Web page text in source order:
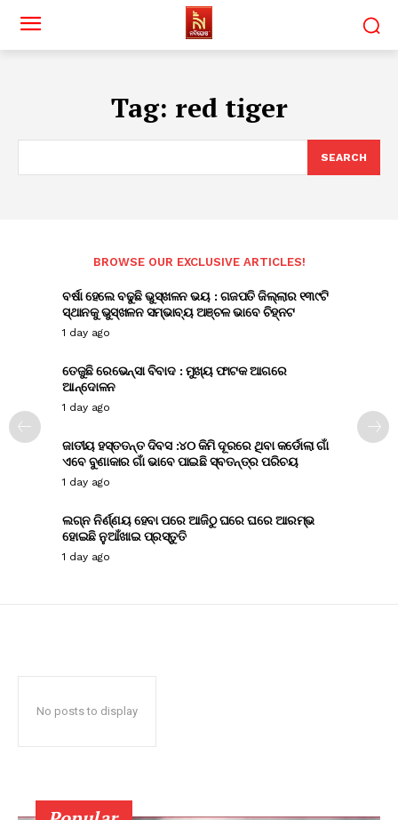
Tag: red tiger
SEARCH
BROWSE OUR EXCLUSIVE ARTICLES!
ବର୍ଷା ହେଲେ ବଢୁଛି ଭୁସ୍ଖଳନ ଭୟ : ଗଜପତି ଜିଲ୍ଲାର ୧୩୯ଟି
ସ୍ଥାନକୁ ଭୁସ୍ଖଳନ ସମ୍ଭାବ୍ୟ ଅଞ୍ଚଳ ଭାବେ ଚିହ୍ନଟ
1 day ago
ତେଜୁଛି ରେଭେନ୍ସା ବିବାଦ : ମୁଖ୍ୟ ଫାଟକ ଆଗରେ
ଆନ୍ଦୋଳନ
1 day ago
ଜାତୀୟ ହସ୍ତତନ୍ତ ଦିବସ :୪୦ କିମି ଦୂରରେ ଥିବା କର୍ଡୋଲା ଗାଁ
ଏବେ ବୁଣାକାର ଗାଁ ଭାବେ ପାଇଛି ସ୍ବତନ୍ତ୍ର ପରିଚୟ
1 day ago
ଲଗ୍ନ ନିର୍ଣ୍ଣୟ ହେବା ପରେ ଆଜିଠୁ ଘରେ ଘରେ ଆରମ୍ଭ
ହୋଇଛି ନୁଆଁଖାଇ ପ୍ରସ୍ତୁତି
1 day ago
No posts to display